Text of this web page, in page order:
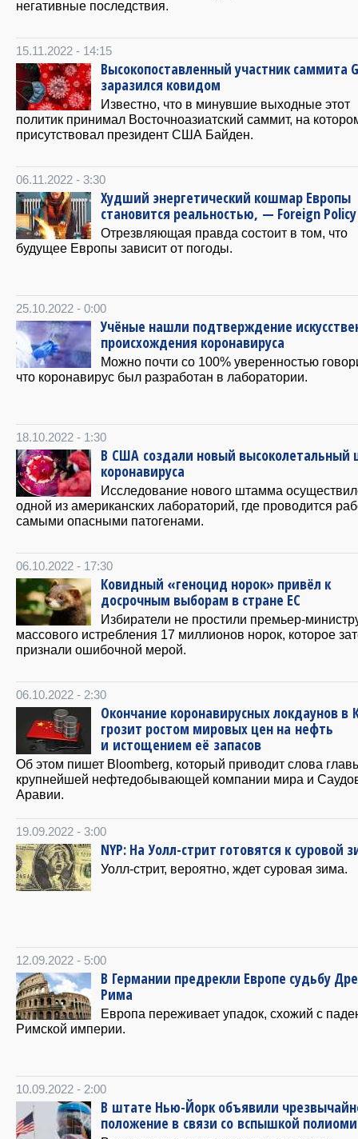
негативные последствия.
15.11.2022 - 14:15
Высокопоставленный участник саммита
заразился ковидом
Известно, что в минувшие выходные этот
политик принимал Восточноазиатский саммит, на
присутствовал президент США Байден.
06.11.2022 - 3:30
Худший энергетический кошмар Европы
становится реальностью, — Foreign Policy
Отрезвляющая правда состоит в том, что
будущее Европы зависит от погоды.
25.10.2022 - 0:00
Учёные нашли подтверждение
происхождения коронавируса
Можно почти со 100% уверенностью
что коронавирус был разработан в лаборатории.
18.10.2022 - 1:30
В США создали новый
коронавируса
Исследование нового штамма
одной из американских лабораторий, где проводится
самыми опасными патогенами.
06.10.2022 - 17:30
Ковидный «геноцид норок» привёл к
досрочным выборам в стране ЕС
Избиратели не простили премьер-
массового истребления 17 миллионов норок, которое
признали ошибочной мерой.
06.10.2022 - 2:30
Окончание коронавирусных локдаунов в
грозит ростом мировых цен на нефть
и истощением её запасов
Об этом пишет Bloomberg, который приводит слова
крупнейшей нефтедобывающей компании мира и
Аравии.
19.09.2022 - 3:00
NYP: На Уолл-стрит готовятся к суровой
Уолл-стрит, вероятно, ждет суровая зима.
12.09.2022 - 5:00
В Германии предрекли Европе судьбу
Рима
Европа переживает упадок, схожий с
Римской империи.
10.09.2022 - 2:00
В штате Нью-Йорк объявили
положение в связи со вспышкой